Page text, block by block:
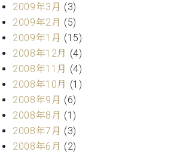
2009年3月 (3)
2009年2月 (5)
2009年1月 (15)
2008年12月 (4)
2008年11月 (4)
2008年10月 (1)
2008年9月 (6)
2008年8月 (1)
2008年7月 (3)
2008年6月 (2)